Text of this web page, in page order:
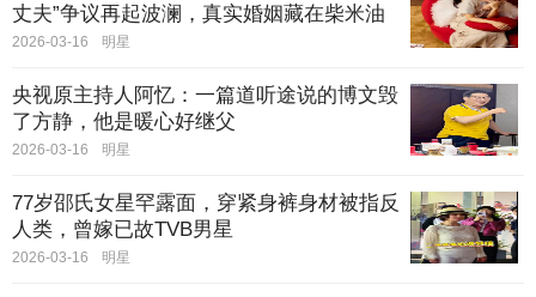
丈夫”争议再起波澜，真实婚姻藏在柴米油
盐里
2026-03-16 明星
央视原主持人阿忆：一篇道听途说的博文毁
了方静，他是暖心好继父
2026-03-16 明星
77岁邵氏女星罕露面，穿紧身裤身材被指反
人类，曾嫁已故TVB男星
2026-03-16 明星